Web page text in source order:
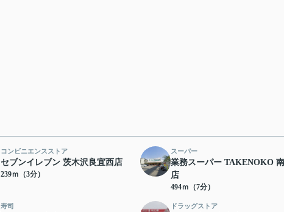
コンビニエンスストア
セブンイレブン 茨木沢良宜西店
239ｍ（3分）
スーパー
業務スーパー TAKENOKO
店
494ｍ（7分）
寿司 ドラッグストア